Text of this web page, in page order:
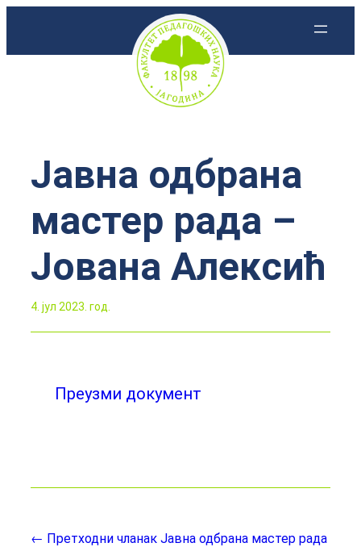
Јавна одбрана
мастер рада –
Јована Алексић
4. јул 2023. год.
Преузми документ
← Претходни чланак Јавна одбрана мастер рада